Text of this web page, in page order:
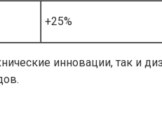
+25%
инновации, так и